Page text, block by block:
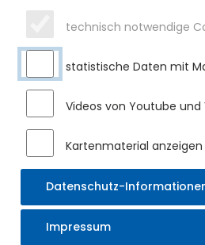
Bei unseren Grünabfallcontainern
vermehrt festgestellt, dass bei
Grünabfall daneben abgeladen
Störstoffe, wie beispielsweise
Grüngut im Container.
Um den Containerstandort sauber
Abfälle nicht neben die Container
Außerdem gehören keine Papier-
Sollte ein Container einmal voll
anderen Standort auf.
technisch notwendige
statistische Daten mit
Videos von Youtube
Kartenmaterial anzeigen
Datenschutz-
Impressum